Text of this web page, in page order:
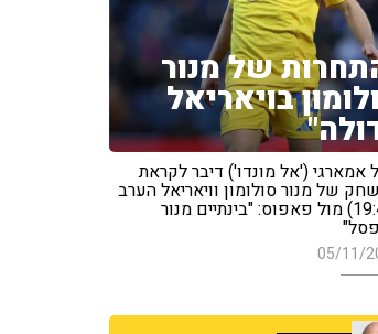
של מנור
בויאריאל
אמארגי ('אל מונדו') דיבר לקראת
של מנור סולומון וויאריאל הערב
(19:45) מול פאפוס: "בינתיים מנור
05/11/